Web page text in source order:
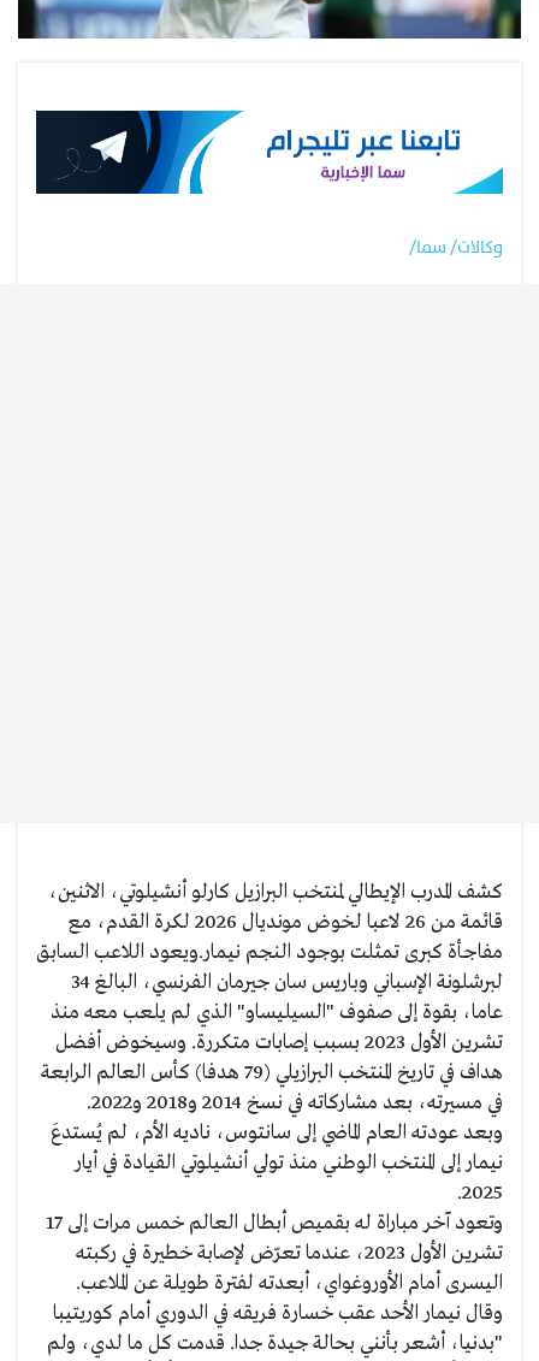
وكالات/ سما/
كشف المدرب الإيطالي لمنتخب البرازيل كارلو أنشيلوتي، الاثنين،
قائمة من 26 لاعبا لخوض مونديال 2026 لكرة القدم، مع
مفاجأة كبرى تمثلت بوجود النجم نيمار.ويعود اللاعب السابق
لبرشلونة الإسباني وباريس سان جيرمان الفرنسي، البالغ 34
عاما، بقوة إلى صفوف "السيليساو" الذي لم يلعب معه منذ
تشرين الأول 2023 بسبب إصابات متكررة. وسيخوض أفضل
هداف في تاريخ المنتخب البرازيلي (79 هدفا) كأس العالم الرابعة
في مسيرته، بعد مشاركاته في نسخ 2014 و2018 و2022.
وبعد عودته العام الماضي إلى سانتوس، ناديه الأم، لم يُستدعَ
نيمار إلى المنتخب الوطني منذ تولي أنشيلوتي القيادة في أيار
2025.
وتعود آخر مباراة له بقميص أبطال العالم خمس مرات إلى 17
تشرين الأول 2023، عندما تعرّض لإصابة خطيرة في ركبته
اليسرى أمام الأوروغواي، أبعدته لفترة طويلة عن الملاعب.
وقال نيمار الأحد عقب خسارة فريقه في الدوري أمام كوريتيبا
"بدنيا، أشعر بأنني بحالة جيدة جدا. قدمت كل ما لدي، ولم